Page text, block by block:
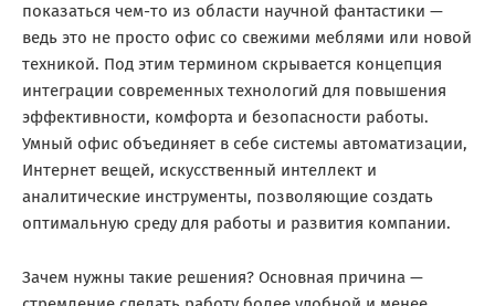
показаться чем-то из области научной фантастики —
ведь это не просто офис со свежими меблями или новой
техникой. Под этим термином скрывается концепция
интеграции современных технологий для повышения
эффективности, комфорта и безопасности работы.
Умный офис объединяет в себе системы автоматизации,
Интернет вещей, искусственный интеллект и
аналитические инструменты, позволяющие создать
оптимальную среду для работы и развития компании.
Зачем нужны такие решения? Основная причина —